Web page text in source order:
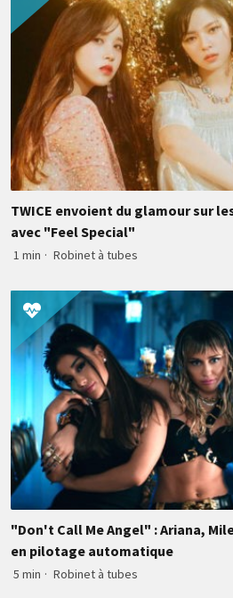
TWICE envoient du glamour sur
avec "Feel Special"
1 min · Robinet à tubes
"Don't Call Me Angel" : Ariana,
en pilotage automatique
5 min · Robinet à tubes